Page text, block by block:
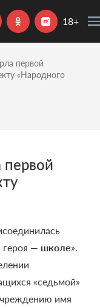
18+
первой
«Народного
— школе».
«седьмой»
имя